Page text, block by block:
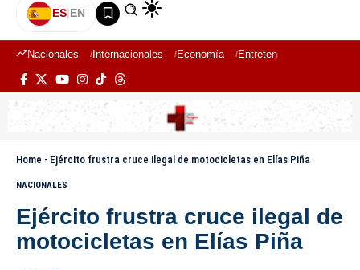
ES|EN
Nacionales Internacionales Economía Entretenimiento
Home - Ejército frustra cruce ilegal de motocicletas en Elías Piña
NACIONALES
Ejército frustra cruce ilegal de
motocicletas en Elías Piña